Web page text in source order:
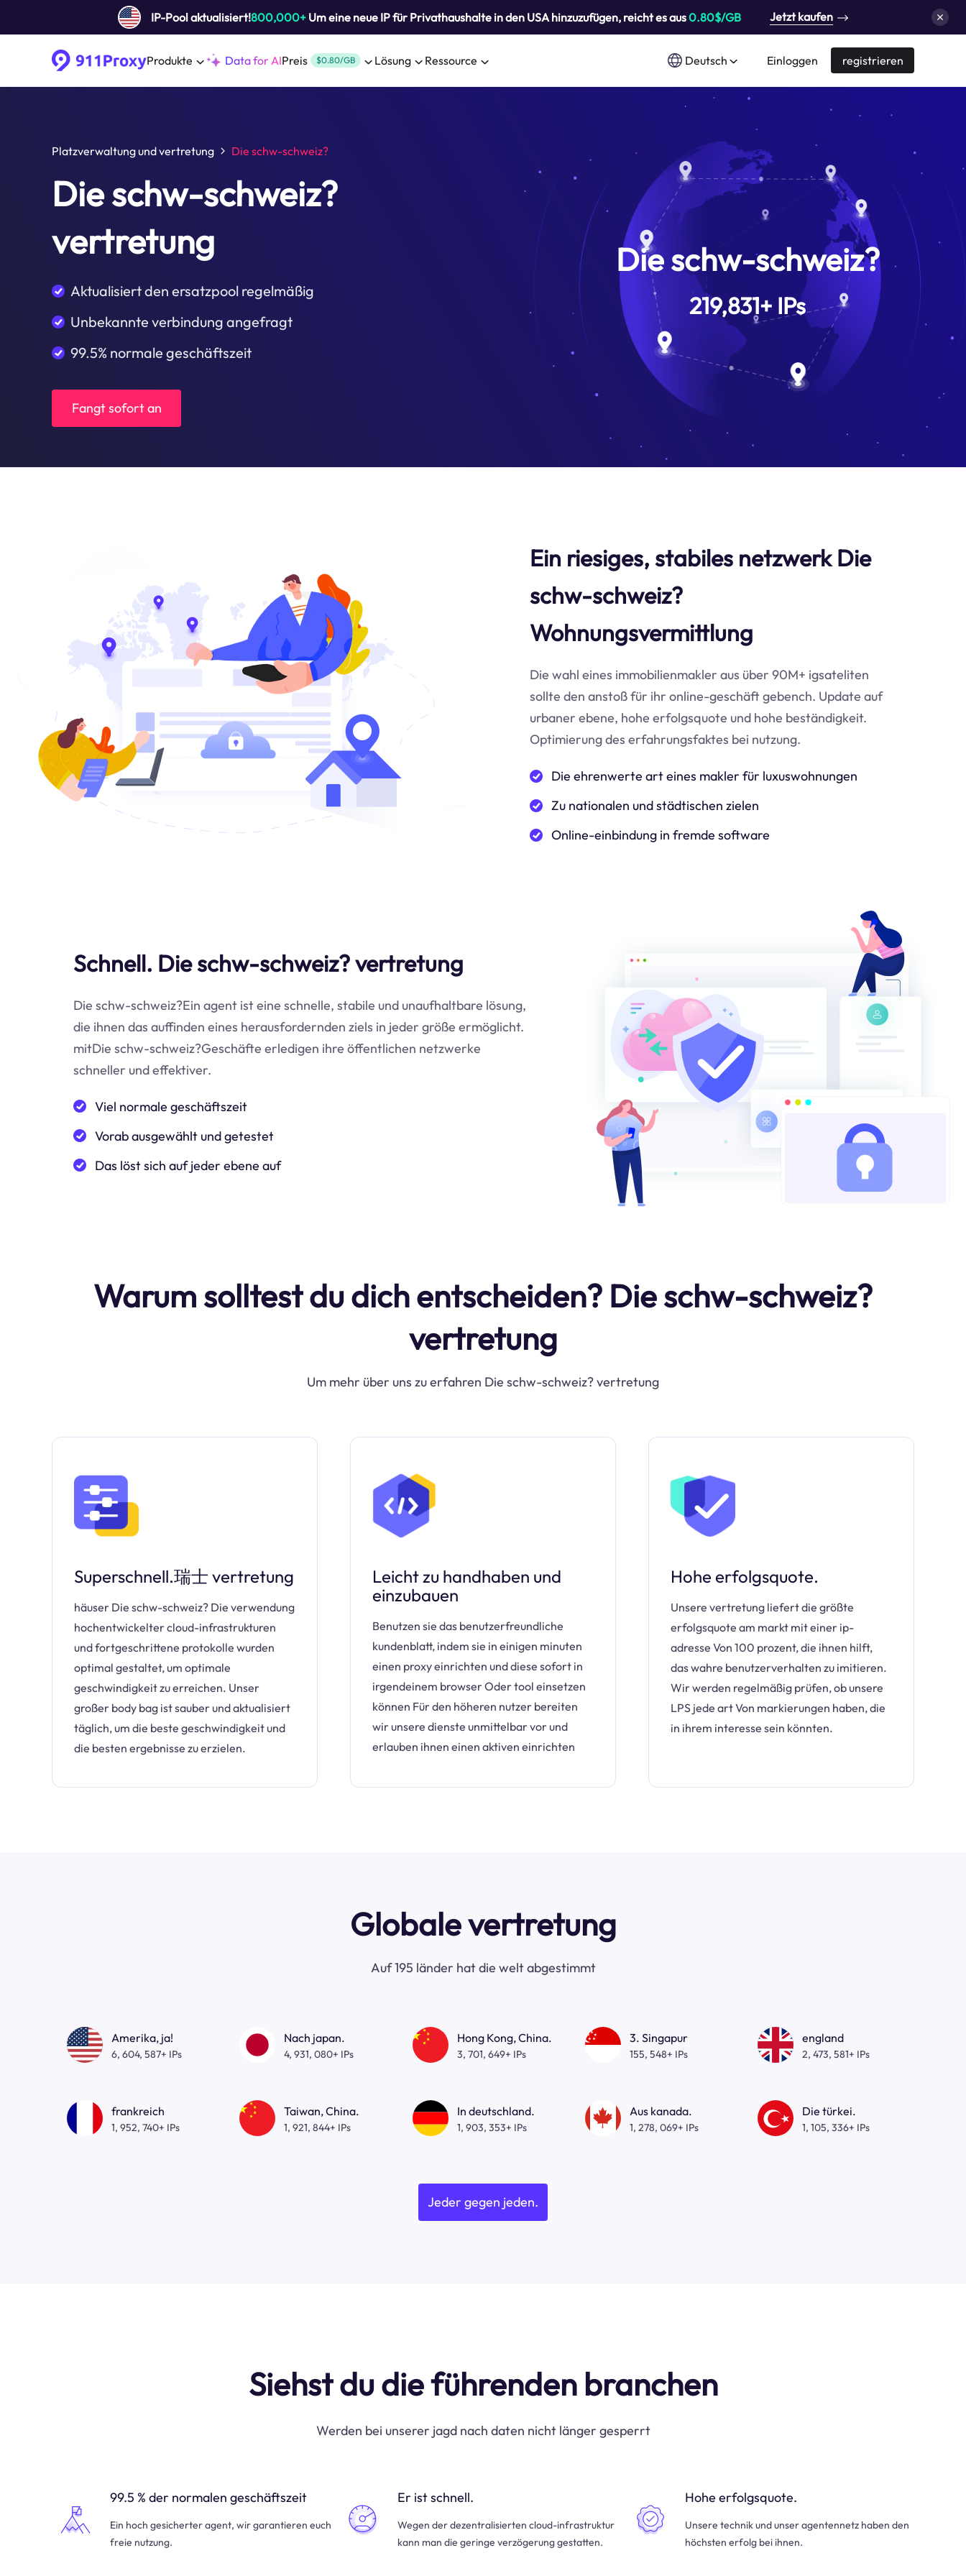
IP-Pool aktualisiert!800,000+Um eine neue IP für Privathaushalte in den USA hinzuzufügen, reicht es aus0.80$/GB Jetzt kaufen
Produkte Data for AIPreis $0.80/GB Lösung Ressource Deutsch Einloggen registrieren
Platzverwaltung und vertretung Die schw-schweiz?
Die schw-schweiz?
vertretung
Aktualisiert den ersatzpool regelmäßig
Unbekannte verbindung angefragt
99.5% normale geschäftszeit
Fangt sofort an
Die schw-schweiz?
219,831+ IPs
Ein riesiges, stabiles netzwerk Die
schw-schweiz?
Wohnungsvermittlung
Die wahl eines immobilienmakler aus über 90M+ igsateliten
sollte den anstoß für ihr online-geschäft gebench. Update auf
urbaner ebene, hohe erfolgsquote und hohe beständigkeit.
Optimierung des erfahrungsfaktes bei nutzung.
Die ehrenwerte art eines makler für luxuswohnungen
Zu nationalen und städtischen zielen
Online-einbindung in fremde software
Schnell. Die schw-schweiz? vertretung
Die schw-schweiz?Ein agent ist eine schnelle, stabile und unaufhaltbare lösung,
die ihnen das auffinden eines herausfordernden ziels in jeder größe ermöglicht.
mitDie schw-schweiz?Geschäfte erledigen ihre öffentlichen netzwerke
schneller und effektiver.
Viel normale geschäftszeit
Vorab ausgewählt und getestet
Das löst sich auf jeder ebene auf
Warum solltest du dich entscheiden? Die schw-schweiz?
vertretung
Um mehr über uns zu erfahren Die schw-schweiz? vertretung
Superschnell.瑞士 vertretung
häuser Die schw-schweiz? Die verwendung
hochentwickelter cloud-infrastrukturen
und fortgeschrittene protokolle wurden
optimal gestaltet, um optimale
geschwindigkeit zu erreichen. Unser
großer body bag ist sauber und aktualisiert
täglich, um die beste geschwindigkeit und
die besten ergebnisse zu erzielen.
Leicht zu handhaben und
einzubauen
Benutzen sie das benutzerfreundliche
kundenblatt, indem sie in einigen minuten
einen proxy einrichten und diese sofort in
irgendeinem browser Oder tool einsetzen
können Für den höheren nutzer bereiten
wir unsere dienste unmittelbar vor und
erlauben ihnen einen aktiven einrichten
Hohe erfolgsquote.
Unsere vertretung liefert die größte
erfolgsquote am markt mit einer ip-
adresse Von 100 prozent, die ihnen hilft,
das wahre benutzerverhalten zu imitieren.
Wir werden regelmäßig prüfen, ob unsere
LPS jede art Von markierungen haben, die
in ihrem interesse sein könnten.
Globale vertretung
Auf 195 länder hat die welt abgestimmt
Amerika, ja!
6, 604, 587+ IPs
Nach japan.
4, 931, 080+ IPs
Hong Kong, China.
3, 701, 649+ IPs
3. Singapur
155, 548+ IPs
england
2, 473, 581+ IPs
frankreich
1, 952, 740+ IPs
Taiwan, China.
1, 921, 844+ IPs
In deutschland.
1, 903, 353+ IPs
Aus kanada.
1, 278, 069+ IPs
Die türkei.
1, 105, 336+ IPs
Jeder gegen jeden.
Siehst du die führenden branchen
Werden bei unserer jagd nach daten nicht länger gesperrt
99.5 % der normalen geschäftszeit
Ein hoch gesicherter agent, wir garantieren euch
freie nutzung.
Er ist schnell.
Wegen der dezentralisierten cloud-infrastruktur
kann man die geringe verzögerung gestatten.
Hohe erfolgsquote.
Unsere technik und unser agentennetz haben den
höchsten erfolg bei ihnen.